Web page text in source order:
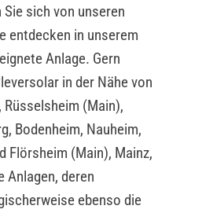
sich von unseren
entdecken in unserem
Anlage. Gern
in der Nähe von
(Main),
Bodenheim, Nauheim,
Flörsheim (Main), Mainz,
Anlagen, deren
ebenso die